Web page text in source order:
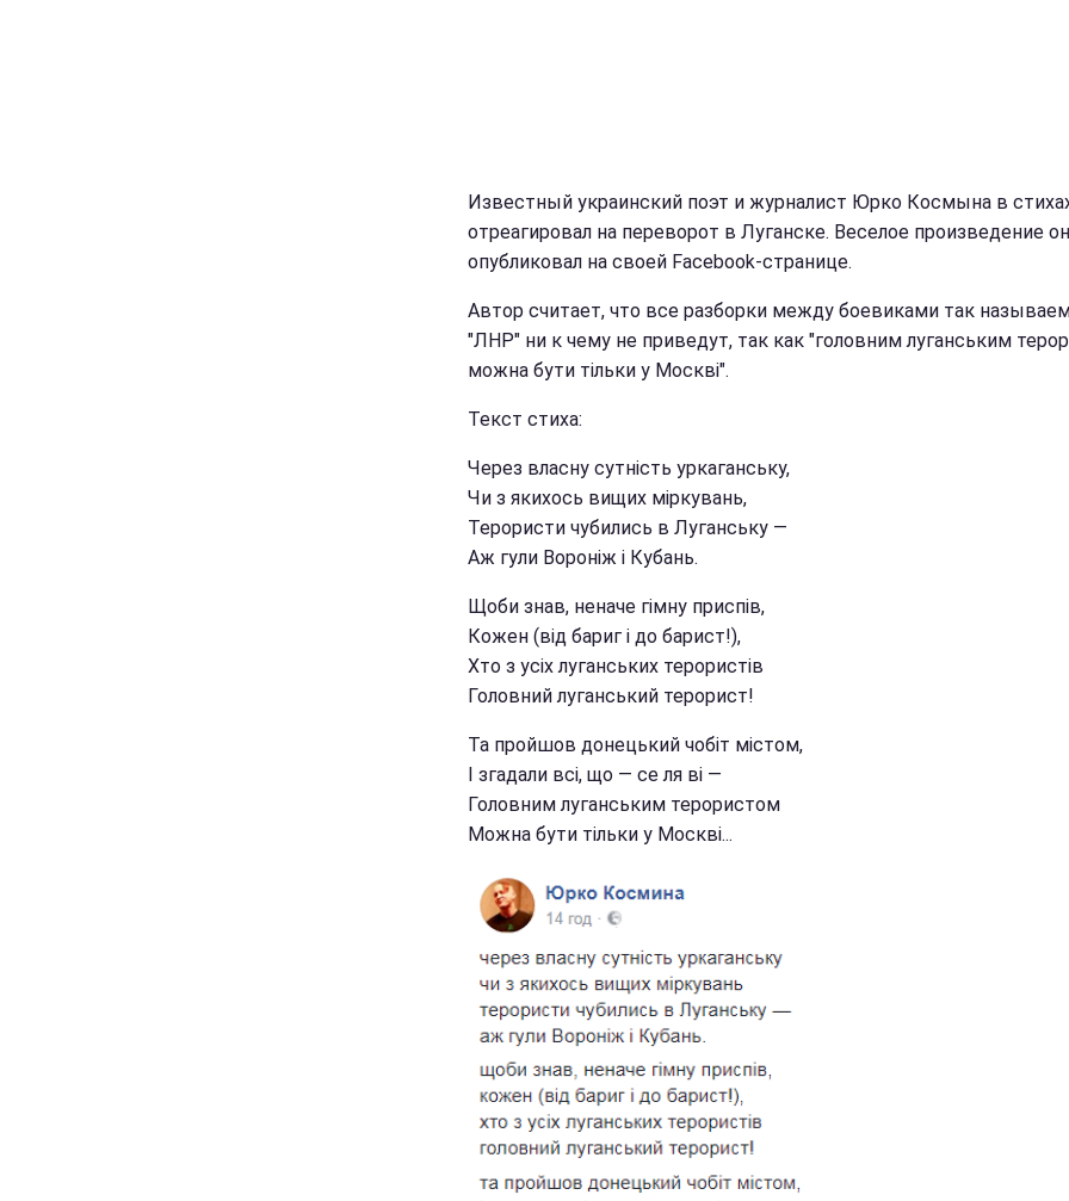
Известный украинский поэт и журналист Юрко Космына в
отреагировал на переворот в Луганске. Веселое произведение он
опубликовал на своей Facebook-странице.
Автор считает, что все разборки между боевиками так
"ЛНР" ни к чему не приведут, так как "головним луганським
можна бути тільки у Москві".
Текст стиха:
Через власну сутність уркаганську,
Чи з якихось вищих міркувань,
Терористи чубились в Луганську —
Аж гули Вороніж і Кубань.
Щоби знав, неначе гімну приспів,
Кожен (від бариг і до барист!),
Хто з усіх луганських терористів
Головний луганський терорист!
Та пройшов донецький чобіт містом,
І згадали всі, що — се ля ві —
Головним луганським терористом
Можна бути тільки у Москві...